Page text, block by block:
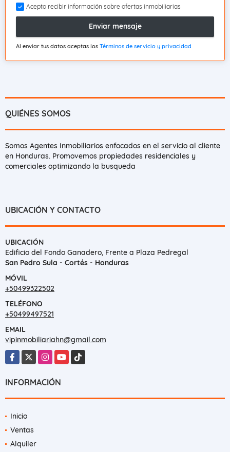
Acepto recibir información sobre ofertas inmobiliarias
Enviar mensaje
Al enviar tus datos aceptas los Términos de servicio y privacidad
QUIÉNES SOMOS
Somos Agentes Inmobiliarios enfocados en el servicio al cliente
en Honduras. Promovemos propiedades residenciales y
comerciales optimizando la busqueda
UBICACIÓN Y CONTACTO
UBICACIÓN
Edificio del Fondo Ganadero, Frente a Plaza Pedregal
San Pedro Sula - Cortés - Honduras
MÓVIL
+50499322502
TELÉFONO
+50499497521
EMAIL
vipinmobiliariahn@gmail.com
Facebook
X InstagramYouTubeTikTok
INFORMACIÓN
Inicio
Ventas
Alquiler